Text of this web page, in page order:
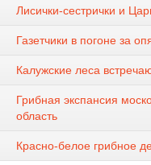
Лисички-сестрички и
Газетчики в погоне за
Калужские леса
Грибная экспансия
область
Красно-белое грибное